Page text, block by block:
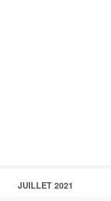
JUILLET 2021